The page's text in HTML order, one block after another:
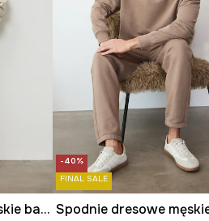
Spodnie dresowe męskie bawełniane
-40%
FINAL SALE